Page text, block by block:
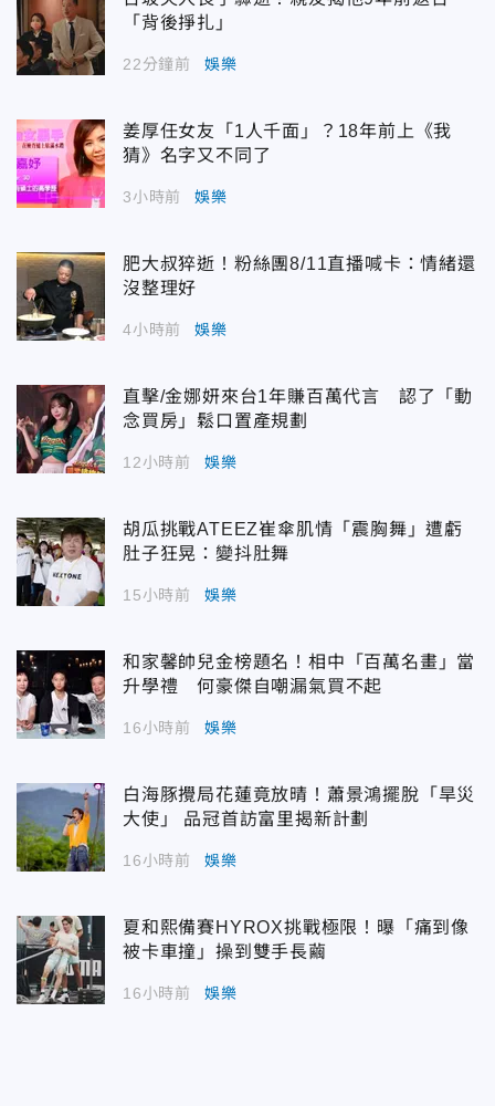
「背後掙扎」
22分鐘前 娛樂
姜厚任女友「1人千面」？18年前上《我
猜》名字又不同了
3小時前 娛樂
肥大叔猝逝！粉絲團8/11直播喊卡：情緒還
沒整理好
4小時前 娛樂
直擊/金娜妍來台1年賺百萬代言 認了「動
念買房」鬆口置產規劃
12小時前 娛樂
胡瓜挑戰ATEEZ崔傘肌情「震胸舞」遭虧
肚子狂晃：變抖肚舞
15小時前 娛樂
和家馨帥兒金榜題名！相中「百萬名畫」當
升學禮 何豪傑自嘲漏氣買不起
16小時前 娛樂
白海豚攪局花蓮竟放晴！蕭景鴻擺脫「旱災
大使」 品冠首訪富里揭新計劃
16小時前 娛樂
夏和熙備賽HYROX挑戰極限！曝「痛到像
被卡車撞」操到雙手長繭
16小時前 娛樂